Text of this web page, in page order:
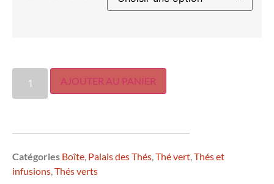
AJOUTER AU PANIER
Catégories Boîte, Palais des Thés,Thé vert,Thés et
infusions,Thés verts